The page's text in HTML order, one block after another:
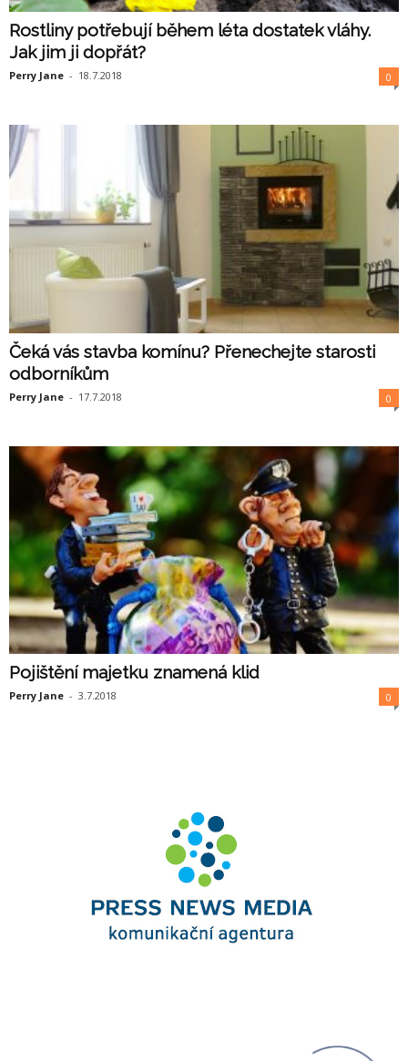
Rostliny potřebují během léta dostatek vláhy.
Jak jim ji dopřát?
Perry Jane - 18.7.2018 0
Čeká vás stavba komínu? Přenechejte starosti
odborníkům
Perry Jane - 17.7.2018 0
Pojištění majetku znamená klid
Perry Jane - 3.7.2018 0